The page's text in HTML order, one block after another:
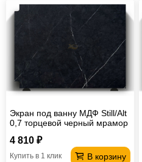
Экран под ванну МДФ Still/Alt
0,7 торцевой черный мрамор
4 810 ₽
В корзину
Купить в 1 клик